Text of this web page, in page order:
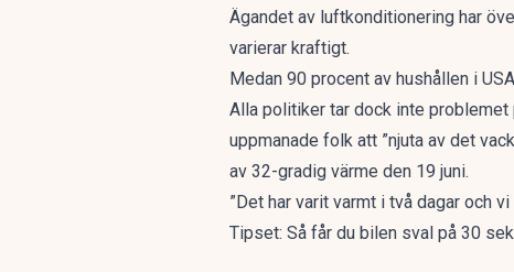
Ägandet av luftkonditionering har
varierar kraftigt.
Medan 90 procent av hushållen i
Alla politiker tar dock inte
uppmanade folk att ”njuta av det
av 32-gradig värme den 19 juni.
”Det har varit varmt i två dagar och
Tipset: Så får du bilen sval på 30